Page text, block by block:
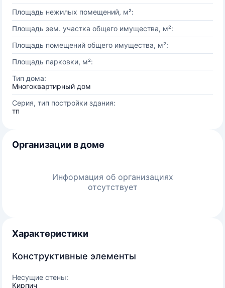
Площадь нежилых помещений, м²:
Площадь зем. участка общего имущества, м²:
Площадь помещений общего имущества, м²:
Площадь парковки, м²:
Тип дома:
Многоквартирный дом
Серия, тип постройки здания:
тп
Организации в доме
Информация об организациях
отсутствует
Характеристики
Конструктивные элементы
Несущие стены:
Кирпич